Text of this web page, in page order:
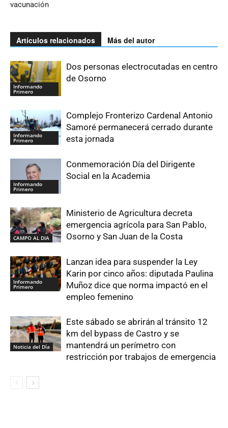
vacunación
Artículos relacionados Más del autor
Informando
Primero
Dos personas electrocutadas en centro
de Osorno
Informando
Primero
Complejo Fronterizo Cardenal Antonio
Samoré permanecerá cerrado durante
esta jornada
Informando
Primero
Conmemoración Día del Dirigente
Social en la Academia
CAMPO AL DIA
Ministerio de Agricultura decreta
emergencia agrícola para San Pablo,
Osorno y San Juan de la Costa
Informando
Primero
Lanzan idea para suspender la Ley
Karin por cinco años: diputada Paulina
Muñoz dice que norma impactó en el
empleo femenino
Noticia del Día
Este sábado se abrirán al tránsito 12
km del bypass de Castro y se
mantendrá un perímetro con
restricción por trabajos de emergencia